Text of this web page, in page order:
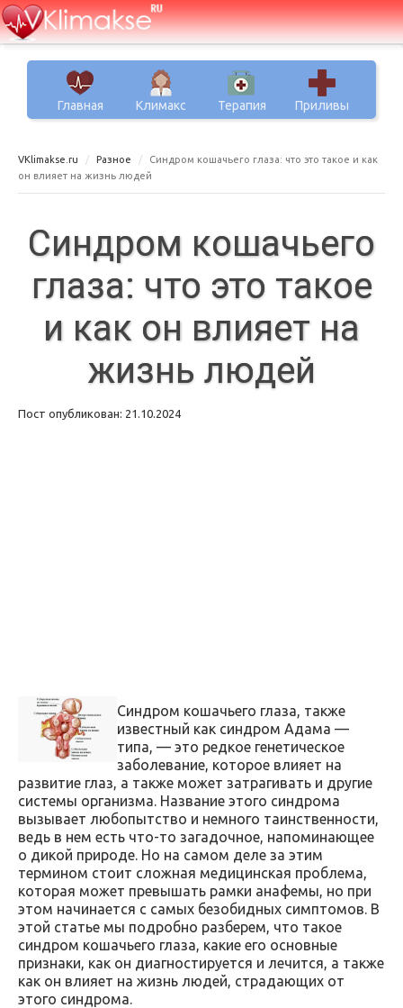
Главная Климакс Терапия Приливы
VKlimakse.ru Разное
Синдром кошачьего глаза: что это такое и как
он влияет на жизнь людей
Синдром кошачьего
глаза: что это такое
и как он влияет на
жизнь людей
Пост опубликован: 21.10.2024
Синдром кошачьего глаза, также
известный как синдром Адама —
типа, — это редкое генетическое
заболевание, которое влияет на
развитие глаз, а также может затрагивать и другие
системы организма. Название этого синдрома
вызывает любопытство и немного таинственности,
ведь в нем есть что-то загадочное, напоминающее
о дикой природе. Но на самом деле за этим
термином стоит сложная медицинская проблема,
которая может превышать рамки анафемы, но при
этом начинается с самых безобидных симптомов. В
этой статье мы подробно разберем, что такое
синдром кошачьего глаза, какие его основные
признаки, как он диагностируется и лечится, а также
как он влияет на жизнь людей, страдающих от
этого синдрома.